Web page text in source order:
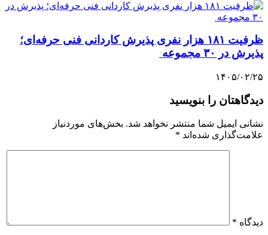
ظرفیت ۱۸۱ هزار نفری پذیرش کاردانی فنی حرفه‌ای؛
پذیرش در ۳۰ مجموعه
۱۴۰۵/۰۲/۲۵
دیدگاهتان را بنویسید
نشانی ایمیل شما منتشر نخواهد شد. بخش‌های موردنیاز
علامت‌گذاری شده‌اند *
دیدگاه *